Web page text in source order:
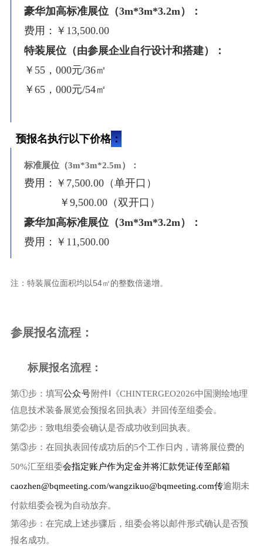
豪华加高标准展位（3m*3m*3.2m）：
费用：￥13,500.00
特装展位（由参展企业自行设计和搭建）
：
￥55，000元/36㎡
￥65，000元/54㎡
预报名执行以下价格：
标准展位（3m*3m*2.5m）：
费用：￥7,500.00（单开口）
￥9,500.00（双开口）
豪华加高标准展位（3m*3m*3.2m）：
费用：￥11,500.00
注：特装展位面积均以54㎡的整数倍递增。
参展报名流程：
标展报名流程：
第①步：填写公众号附件Ⅰ《CHINTERGEO2026中国测绘地理
信息技术装备展览会预报名回执表》并回传至组委会。
第②步：致电组委会确认是否成功收到回执表。
第③步：在回执表回传成功后的5个工作日内，请将展位费的
50%汇至组委会指定账户作为定金并将汇款凭证传至邮箱
caozhen@bqmeeting.com/wangzikuo@bqmeeting.com传逾期未
付款组委会视为自动放弃。
第④步：在完成上述步骤后，组委会将以邮件形式确认是否预
报名成功。